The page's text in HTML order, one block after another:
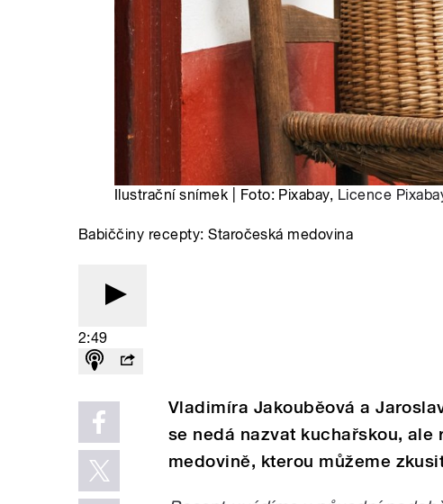
Ilustrační snímek | Foto: Pixabay, Licence
Babiččiny recepty: Staročeská medovina
2:49
Vladimíra Jakouběová a
se nedá nazvat kuchařskou,
medovině, kterou můžeme